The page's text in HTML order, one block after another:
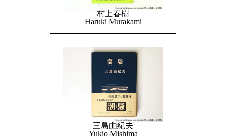
村上春樹
Haruki Murakami
三島由紀夫
Yukio Mishima